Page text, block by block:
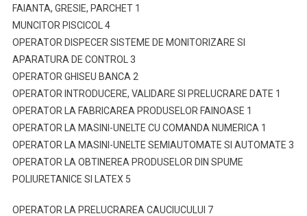
FAIANTA, GRESIE, PARCHET 1
MUNCITOR PISCICOL 4
OPERATOR DISPECER SISTEME DE MONITORIZARE SI
APARATURA DE CONTROL 3
OPERATOR GHISEU BANCA 2
OPERATOR INTRODUCERE, VALIDARE SI PRELUCRARE DATE 1
OPERATOR LA FABRICAREA PRODUSELOR FAINOASE 1
OPERATOR LA MASINI-UNELTE CU COMANDA NUMERICA 1
OPERATOR LA MASINI-UNELTE SEMIAUTOMATE SI AUTOMATE 3
OPERATOR LA OBTINEREA PRODUSELOR DIN SPUME
POLIURETANICE SI LATEX 5
OPERATOR LA PRELUCRAREA CAUCIUCULUI 7